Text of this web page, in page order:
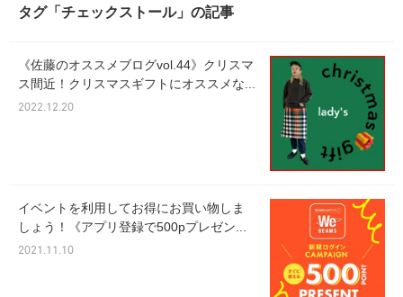
タグ「チェックストール」の記事
《佐藤のオススメブログvol.44》クリスマ
ス間近！クリスマスギフトにオススメな...
2022.12.20
イベントを利用してお得にお買い物しま
しょう！《アプリ登録で500pプレゼン...
2021.11.10